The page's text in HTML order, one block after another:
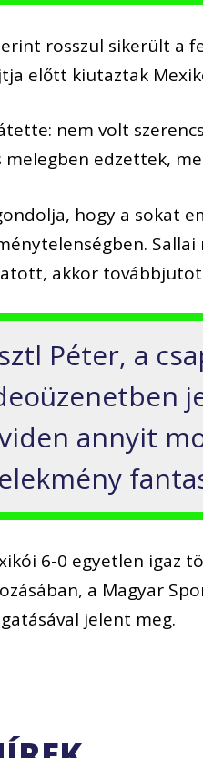
rosszul sikerült a
előtt kiutaztak
nem volt
melegben edzettek,
hogy a sokat
Sallai
akkor
Péter, a
annyit
6-0 egyetlen igaz
a Magyar
jelent meg.